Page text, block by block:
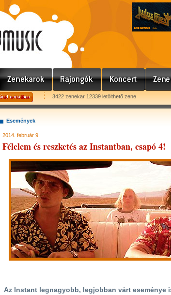
3422 zenekar 12339 letölthető zene
Események
2014. február 9.
Félelem és reszketés az Instantban, csapó 4!
Az Instant legnagyobb, legjobban várt eseménye